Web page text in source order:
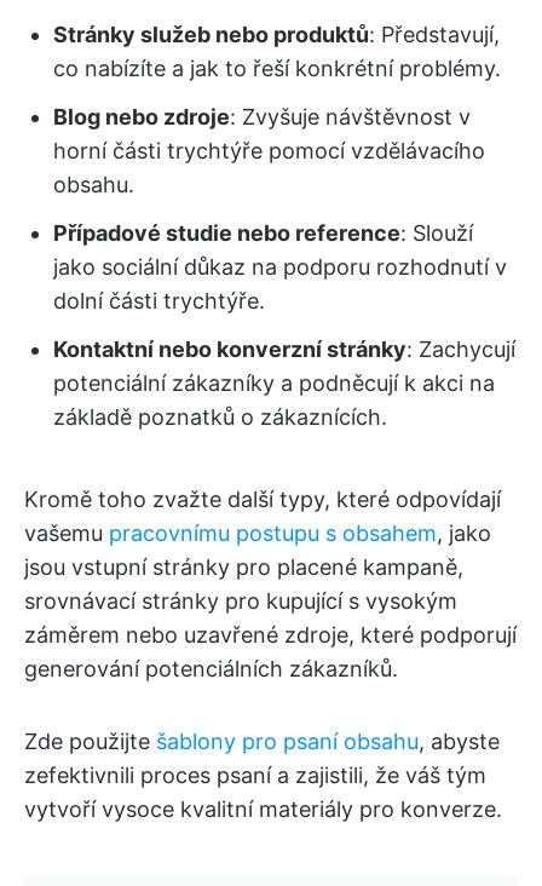
Stránky služeb nebo produktů: Představují,
co nabízíte a jak to řeší konkrétní problémy.
Blog nebo zdroje: Zvyšuje návštěvnost v
horní části trychtýře pomocí vzdělávacího
obsahu.
Případové studie nebo reference: Slouží
jako sociální důkaz na podporu rozhodnutí v
dolní části trychtýře.
Kontaktní nebo konverzní stránky: Zachycují
potenciální zákazníky a podněcují k akci na
základě poznatků o zákaznících.
Kromě toho zvažte další typy, které odpovídají
vašemu pracovnímu postupu s obsahem, jako
jsou vstupní stránky pro placené kampaně,
srovnávací stránky pro kupující s vysokým
záměrem nebo uzavřené zdroje, které podporují
generování potenciálních zákazníků.
Zde použijte šablony pro psaní obsahu, abyste
zefektivnili proces psaní a zajistili, že váš tým
vytvoří vysoce kvalitní materiály pro konverze.